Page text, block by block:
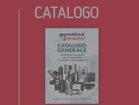
Trattamento dei
CATALOGO